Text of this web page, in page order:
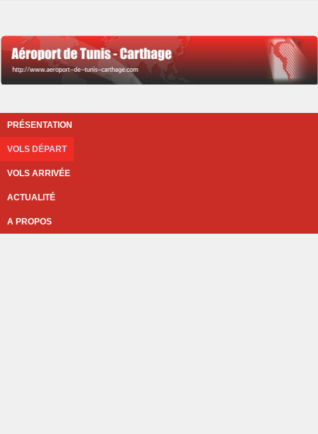
PRÉSENTATION
VOLS DÉPART
VOLS ARRIVÉE
ACTUALITÉ
A PROPOS